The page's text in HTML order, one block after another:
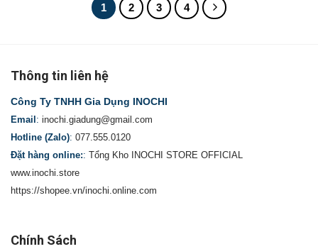
1 2 3 4
Thông tin liên hệ
Công Ty TNHH Gia Dụng INOCHI
Email : inochi.giadung@gmail.com
Hotline (Zalo): 077.555.0120
Đặt hàng online:: Tổng Kho INOCHI STORE OFFICIAL
www.inochi.store
https://shopee.vn/inochi.online.com
Chính Sách